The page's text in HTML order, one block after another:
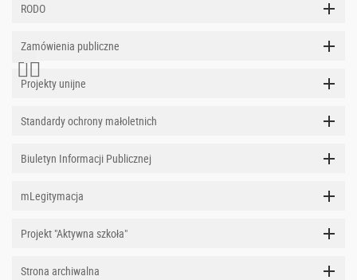
RODO
Zamówienia publiczne
Projekty unijne
Standardy ochrony małoletnich
Biuletyn Informacji Publicznej
mLegitymacja
Projekt "Aktywna szkoła"
Strona archiwalna